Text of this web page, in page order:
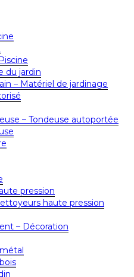
du jardin
– Matériel de jardinage
– Tondeuse autoportée
pression
haute pression
– Décoration